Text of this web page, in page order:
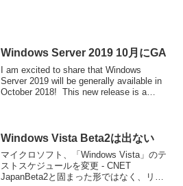
Windows Server 2019 10月にGA
I am excited to share that Windows
Server 2019 will be generally available in
October 2018! This new release is a
Windows Vista Beta2は出ない
マイクロソフト、「Windows Vista」のテ
ストスケジュールを変更 - CNET
JapanBeta2と固まった形ではなく、リリ